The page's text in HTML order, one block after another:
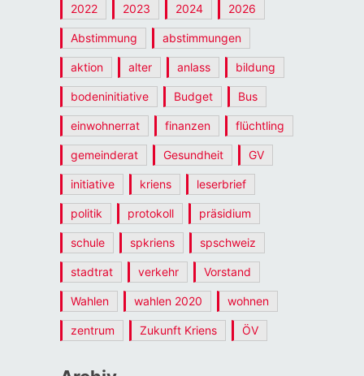
2022 2023 2024 2026
Abstimmung abstimmungen
aktion alter anlass bildung
bodeninitiative Budget Bus
einwohnerrat finanzen flüchtling
gemeinderat Gesundheit GV
initiative kriens leserbrief
politik protokoll präsidium
schule spkriens spschweiz
stadtrat verkehr Vorstand
Wahlen wahlen 2020 wohnen
zentrum Zukunft Kriens ÖV